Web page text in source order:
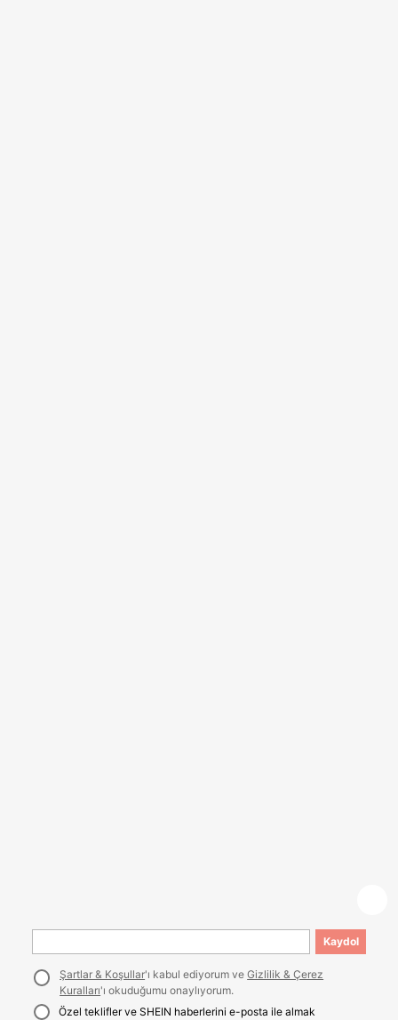
Kaydol
Şartlar & Koşullar'ı kabul ediyorum veGizlilik & Çerez
Kuralları'ı okuduğumu onaylıyorum.
Özel teklifler ve SHEIN haberlerini e-posta ile almak